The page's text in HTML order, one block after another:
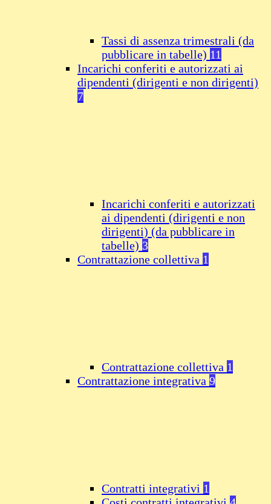
Tassi di assenza trimestrali (da
pubblicare in tabelle) 11
Incarichi conferiti e autorizzati ai
dipendenti (dirigenti e non dirigenti)
7
Incarichi conferiti e autorizzati
ai dipendenti (dirigenti e non
dirigenti) (da pubblicare in
tabelle) 3
Contrattazione collettiva 1
Contrattazione collettiva 1
Contrattazione integrativa 9
Contratti integrativi 1